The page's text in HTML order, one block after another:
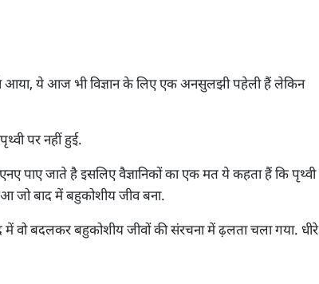
से आया, ये आज भी विज्ञान के लिए एक अनसुलझी पहेली हैं लेकिन
पर नहीं हुई.
पाए जाते है इसलिए वैज्ञानिकों का एक मत ये कहता हैं कि पृथ्वी
जो बाद में बहुकोशीय जीव बना.
वो बदलकर बहुकोशीय जीवों की संरचना में ढ़लता चला गया. धीरे